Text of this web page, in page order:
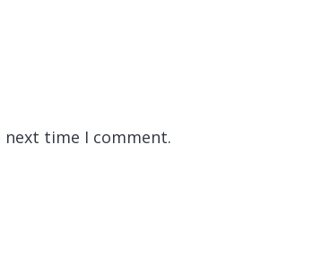
time I comment.